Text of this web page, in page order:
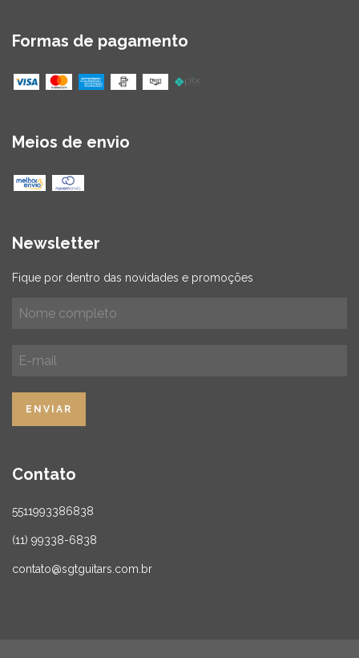
Formas de pagamento
Meios de envio
Newsletter
Fique por dentro das novidades e promoções
Contato
5511993386838
(11) 99338-6838
contato@sgtguitars.com.br